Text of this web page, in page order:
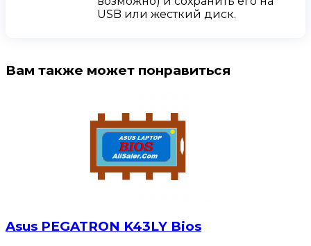
USB или жесткий диск.
Вам также может понравиться
Asus PEGATRON K43LY Bios